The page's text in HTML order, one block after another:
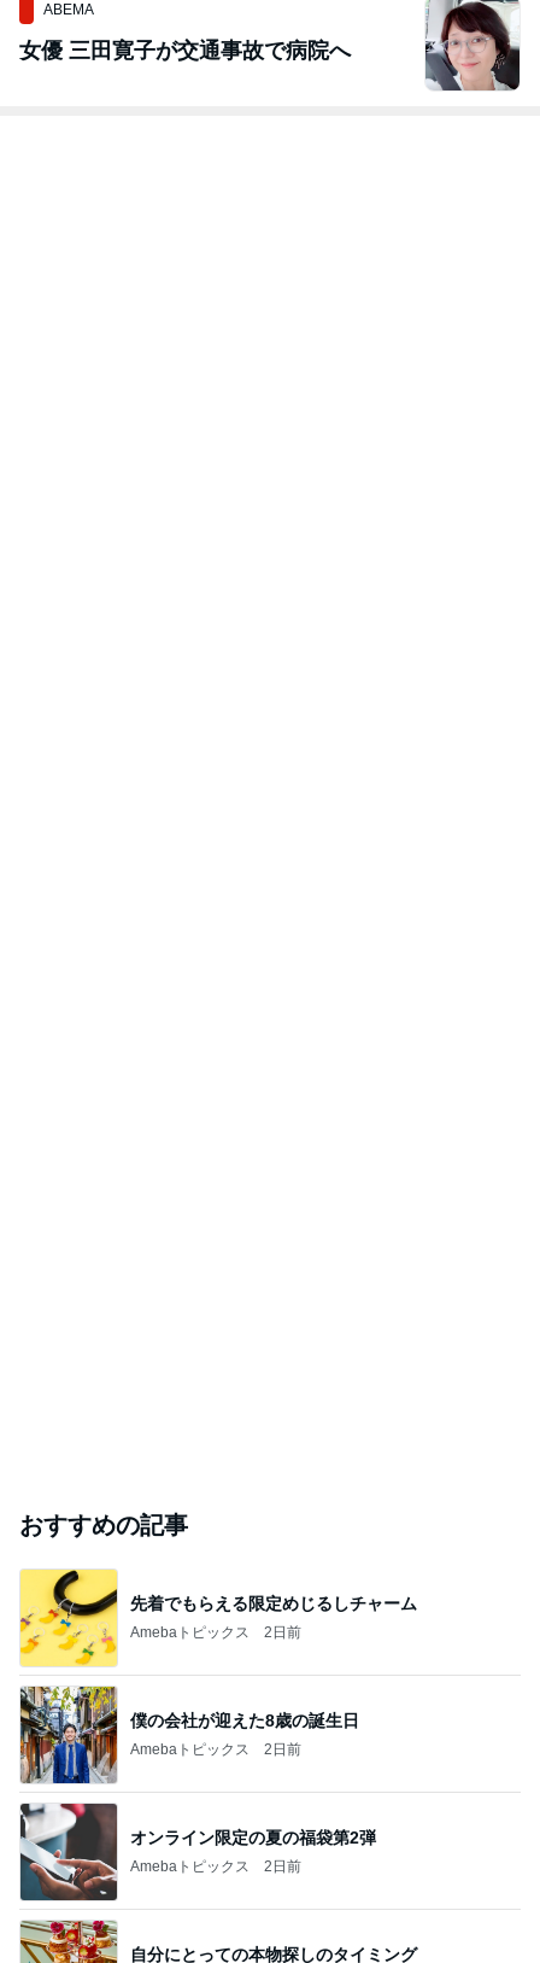
ABEMA
女優 三田寛子が交通事故で病院へ
おすすめの記事
先着でもらえる限定めじるしチャーム
Amebaトピックス 2日前
僕の会社が迎えた8歳の誕生日
Amebaトピックス 2日前
オンライン限定の夏の福袋第2弾
Amebaトピックス 2日前
自分にとっての本物探しのタイミング